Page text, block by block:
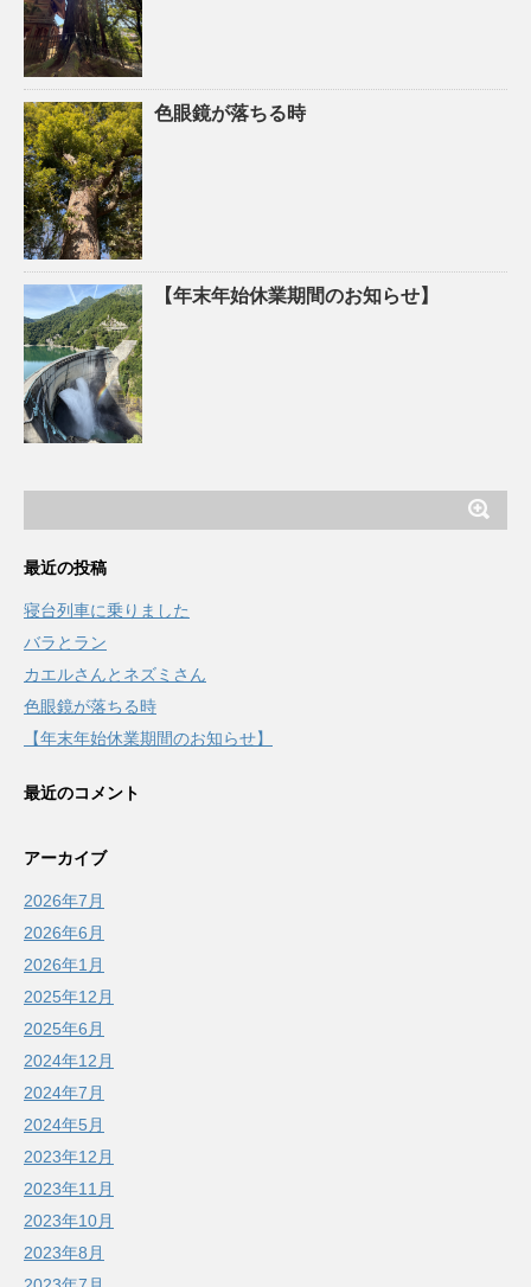
色眼鏡が落ちる時
【年末年始休業期間のお知らせ】
最近の投稿
寝台列車に乗りました
バラとラン
カエルさんとネズミさん
色眼鏡が落ちる時
【年末年始休業期間のお知らせ】
最近のコメント
アーカイブ
2026年7月
2026年6月
2026年1月
2025年12月
2025年6月
2024年12月
2024年7月
2024年5月
2023年12月
2023年11月
2023年10月
2023年8月